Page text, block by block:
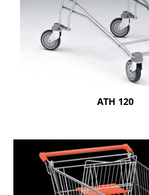
ATH 120